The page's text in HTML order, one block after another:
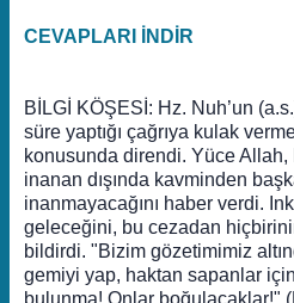
CEVAPLARI İNDİR
BİLGİ KÖŞESİ: Hz. Nuh’un
süre yaptığı çağrıya kulak
konusunda direndi. Yüce Allah,
inanan dışında kavminden
inanmayacağını haber verdi.
geleceğini, bu cezadan
bildirdi. "Bizim gözetimimiz
gemiyi yap, haktan sapanlar
bulunma! Onlar boğulacaklar!"